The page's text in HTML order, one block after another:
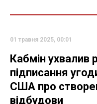
01 травня 2025, 00:01
Кабмін ухвалив
підписання
США про
відбудови